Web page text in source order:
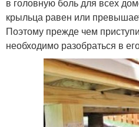
в головную боль для всех
крыльца равен или
Поэтому прежде чем
необходимо разобраться в